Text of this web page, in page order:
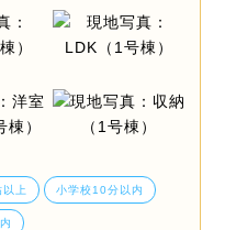
上 小学校10分以内